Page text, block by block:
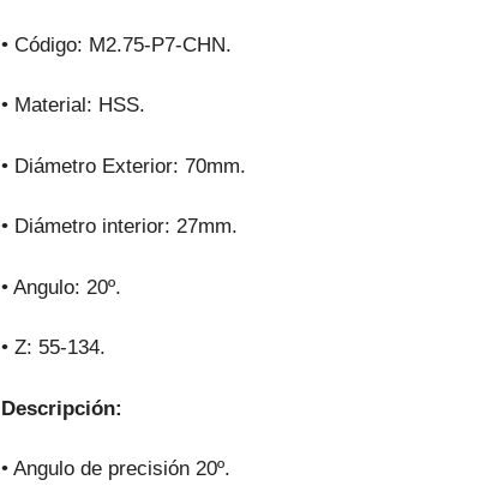
• Código: M2.75-P7-CHN.
• Material: HSS.
• Diámetro Exterior: 70mm.
• Diámetro interior: 27mm.
• Angulo: 20º.
• Z: 55-134.
Descripción:
• Angulo de precisión 20º.